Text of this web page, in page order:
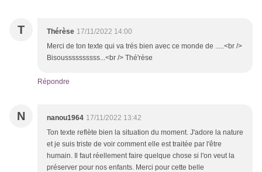
T Thérèse 17/11/2022 14:00
Merci de ton texte qui va trés bien avec ce monde de .....<br />
Bisoussssssssss...<br /> Thé'rèse
Répondre
N nanou1964 17/11/2022 13:42
Ton texte reflète bien la situation du moment. J'adore la nature
et je suis triste de voir comment elle est traitée par l'être
humain. Il faut réellement faire quelque chose si l'on veut la
préserver pour nos enfants. Merci pour cette belle